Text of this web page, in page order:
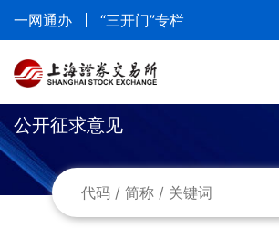
一网通办 “三开门”专栏
返回
法律法规
公开征求意见